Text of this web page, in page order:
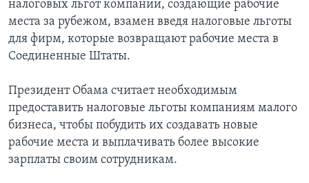
налоговых льгот компании, создающие рабочие
места за рубежом, взамен введя налоговые льготы
для фирм, которые возвращают рабочие места в
Соединенные Штаты.
Президент Обама считает необходимым
предоставить налоговые льготы компаниям малого
бизнеса, чтобы побудить их создавать новые
рабочие места и выплачивать более высокие
зарплаты своим сотрудникам.